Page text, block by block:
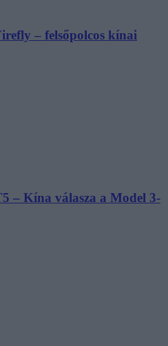
– felsőpolcos kínai
– Kína válasza a Model 3-